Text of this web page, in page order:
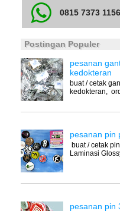
0815 7373 1156
Postingan Populer
pesanan
kedokteran
buat / cetak
kedokteran,
pesanan pin
buat / cetak
Laminasi
pesanan pin